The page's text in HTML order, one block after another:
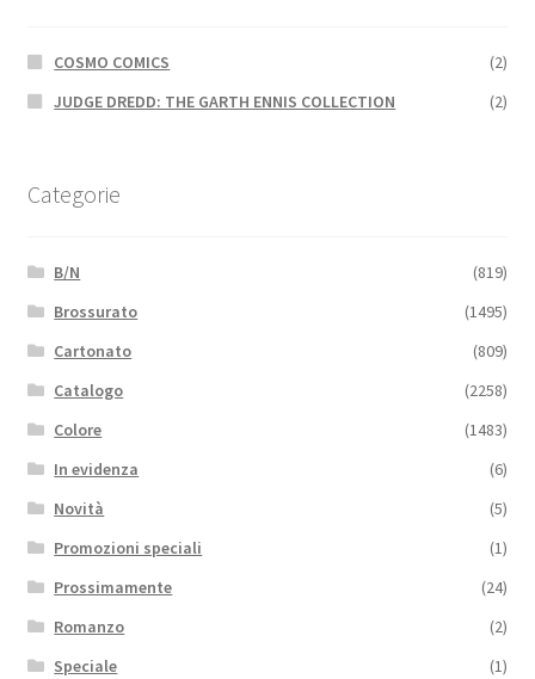
COSMO COMICS
(2)
JUDGE DREDD: THE GARTH ENNIS COLLECTION
(2)
Categorie
B/N
(819)
Brossurato
(1495)
Cartonato
(809)
Catalogo
(2258)
Colore
(1483)
In evidenza
(6)
Novità
(5)
Promozioni speciali
(1)
Prossimamente
(24)
Romanzo
(2)
Speciale
(1)